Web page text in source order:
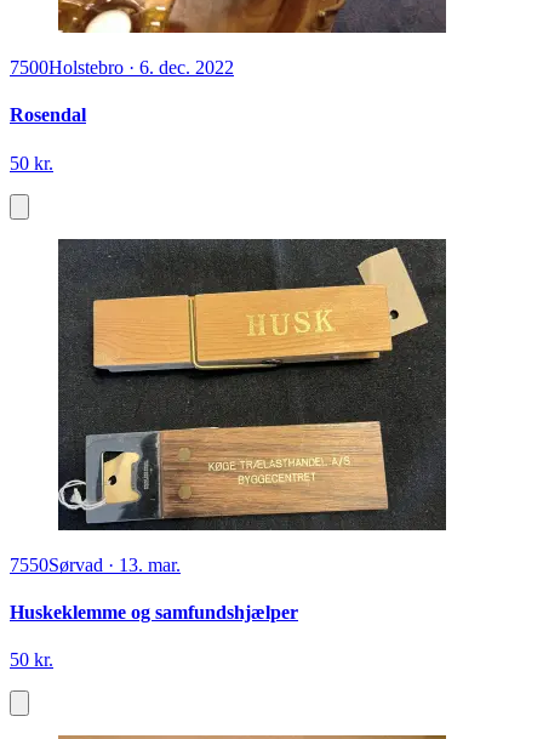
7500Holstebro · 6. dec. 2022
Rosendal
50 kr.
7550Sørvad · 13. mar.
Huskeklemme og samfundshjælper
50 kr.